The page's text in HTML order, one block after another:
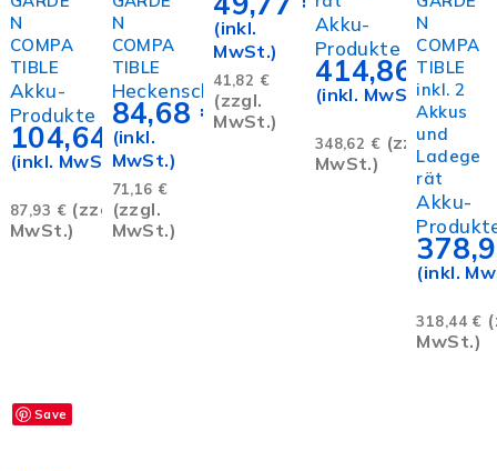
N
COMPA
TIBLE
Akku-
Produkte
104,64€
(inkl. MwSt.)
87,93 € (zzgl.
MwSt.)
N
COMPA
TIBLE
Heckenscheren
84,68 €
(inkl.
MwSt.)
71,16 €
(zzgl.
MwSt.)
(inkl.
MwSt.)
41,82 €
(zzgl.
MwSt.)
Akku-
Produkte
414,86€
(inkl. MwSt.)
348,62 € (zzgl.
MwSt.)
N
COMPA
TIBLE
inkl. 2
Akkus
und
Ladege
rät
Akku-
(inkl.
318,44 €
MwSt.)
Save